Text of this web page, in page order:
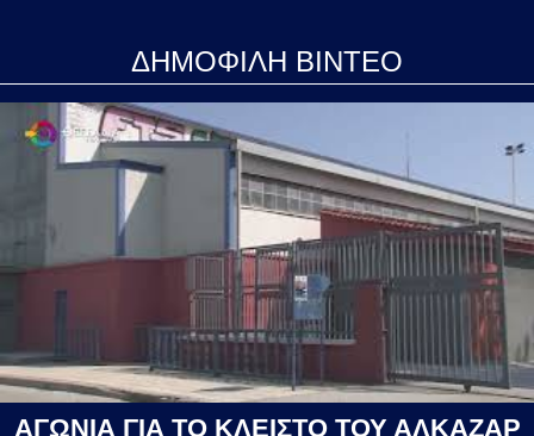
ΔΗΜΟΦΙΛΗ ΒΙΝΤΕΟ
ΑΓΩΝΙΑ ΓΙΑ ΤΟ ΚΛΕΙΣΤΟ ΤΟΥ ΑΛΚΑΖΑΡ